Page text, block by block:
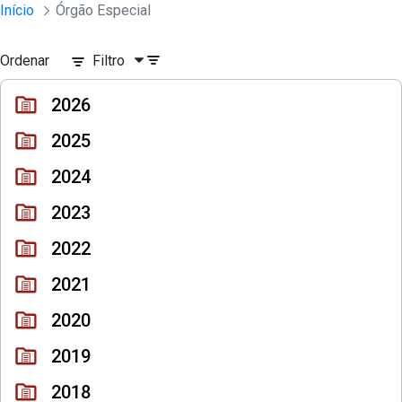
Pular para o Conteúdo principal
Sessões e Reuniões - Documentos
Início Órgão Especial
Ordenar Filtro
2026
2025
2024
2023
2022
2021
2020
2019
2018